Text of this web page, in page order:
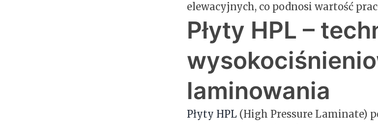
elewacyjnych, co podnosi wartość
Płyty HPL –
laminowania
Płyty HPL (High Pressure Laminate)